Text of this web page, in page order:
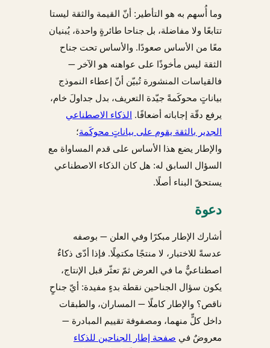
وما أُسهم به هو التأطير: أنّ القيمة والثقة ليستا
تتابعًا ولا مفاضلة، بل جناحا طائرةٍ واحدة، يُبنيان
معًا من الأساس صعودًا. والأساس تحت جناح
الثقة ليس مأخوذًا على عواهنه هو الآخر —
فالقياسات المنشورة تُبيّن أنّ إعطاء النموذج
بياناتٍ محوكَمةً جيّدة التعريف، بدل جداولَ خام،
يرفع دقّة إجاباته أضعافًا. الذكاء الاصطناعي
الجدير بالثقة يقوم على بياناتٍ محوكَمة؛
والإطار يضع هذا الأساس على قدم المساواة مع
السؤال السابق له: هل كان الذكاء الاصطناعي
يستحقّ البناء أصلًا.
دعوة
أشارك الإطار مبكرًا وفي العلن — بوصفه
عدسةً للاختبار، لا منتجًا مكتمِلًا. فإذا أدّى ذكاءٌ
اصطناعيٌّ ما في العرض ثمّ تعثّر قبل الإنتاج،
يكون سؤال الجناحين نقطة بدءٍ مفيدة: أيّ جناحٍ
ناقص؟ والإطار كاملًا — المساران، والطبقات
داخل كلٍّ منهما، ومصفوفة تقييم المبادرة —
معروضٌ في صفحة إطار الجناحين للذكاء